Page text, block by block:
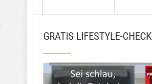
GRATIS LIFESTYLE-CHECK